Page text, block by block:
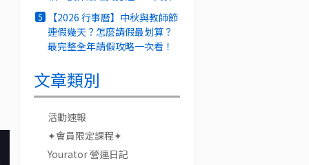
5
【2026 行事曆】中秋與教師節
連假幾天？怎麼請假最划算？
最完整全年請假攻略一次看！
文章類別
活動速報
✦會員限定課程✦
Yourator 營運日記